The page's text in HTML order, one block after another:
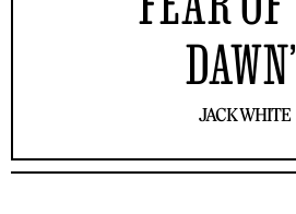
JACK WHITE